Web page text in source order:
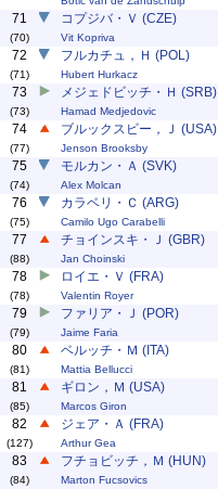
71
(70)
コプジバ・Ｖ (CZE)
Vit Kopriva
72
(71)
フルカチュ，Ｈ (POL)
Hubert Hurkacz
73
(73)
メジェドビッチ・Ｈ (SRB)
Hamad Medjedovic
74
(77)
ブルックスビー，Ｊ (USA)
Jenson Brooksby
75
(74)
モルカン・Ａ (SVK)
Alex Molcan
76
(75)
カラベリ・Ｃ (ARG)
Camilo Ugo Carabelli
77
(88)
チョインスキ・Ｊ (GBR)
Jan Choinski
78
(78)
ロイエ・Ｖ (FRA)
Valentin Royer
79
(79)
ファリア・Ｊ (POR)
Jaime Faria
80
(81)
ベルッチ・Ｍ (ITA)
Mattia Bellucci
81
(85)
ギロン，Ｍ (USA)
Marcos Giron
82
(127)
ジェア・Ａ (FRA)
Arthur Gea
83
(84)
フチョビッチ，Ｍ (HUN)
Marton Fucsovics